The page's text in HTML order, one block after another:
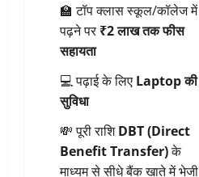
🏫 टॉप क्लास स्कूल/कॉलेज में
पढ़ने पर ₹2 लाख तक फीस
सहायता
💻 पढ़ाई के लिए Laptop की
सुविधा
💸 पूरी राशिDBT (Direct
Benefit Transfer)के
माध्यम से सीधे बैंक खाते में भेजी